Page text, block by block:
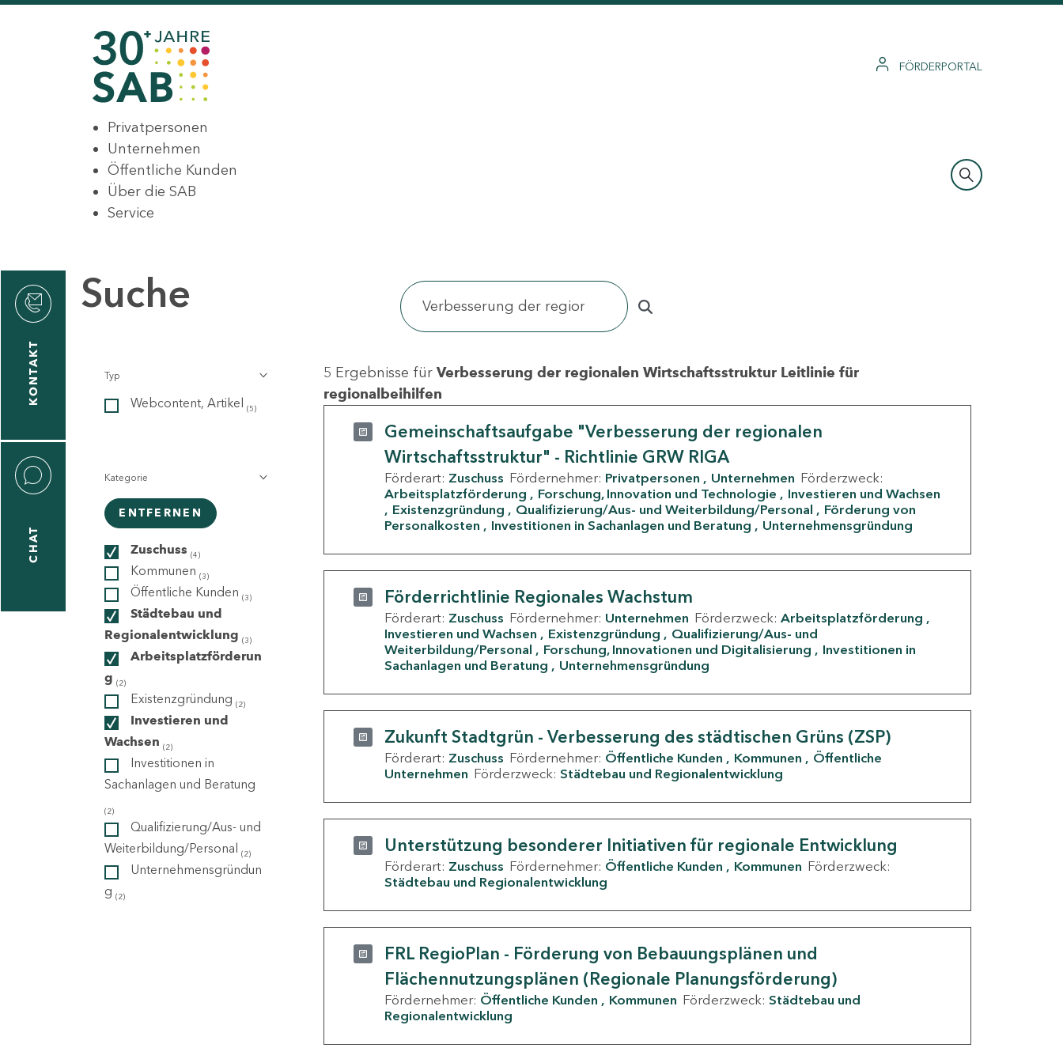
FÖRDERPORTAL
Privatpersonen
Unternehmen
Öffentliche Kunden
Über die SAB
Service
KONTAKT
CHAT
Suche
Typ
Webcontent, Artikel (5)
Kategorie
ENTFERNEN
Zuschuss (4)
Kommunen (3)
Öffentliche Kunden (3)
Städtebau und
Regionalentwicklung (3)
Arbeitsplatzförderun
g (2)
Existenzgründung (2)
Investieren und
Wachsen (2)
Investitionen in
Sachanlagen und Beratung
(2)
Qualifizierung/Aus- und
Weiterbildung/Personal (2)
Unternehmensgründun
g (2)
5 Ergebnisse für Verbesserung der regionalen Wirtschaftsstruktur Leitlinie für
regionalbeihilfen
Gemeinschaftsaufgabe "Verbesserung der regionalen
Wirtschaftsstruktur" - Richtlinie GRW RIGA
Förderart: Zuschuss Fördernehmer: Privatpersonen Unternehmen Förderzweck:
Arbeitsplatzförderung
Forschung, Innovation und Technologie
Investieren und Wachsen
Existenzgründung
Qualifizierung/Aus- und Weiterbildung/Personal
Förderung von
Personalkosten
Investitionen in Sachanlagen und Beratung Unternehmensgründung
Förderrichtlinie Regionales Wachstum
Förderart: Zuschuss Fördernehmer: Unternehmen Förderzweck: Arbeitsplatzförderung
Investieren und Wachsen
Existenzgründung
Qualifizierung/Aus- und
Weiterbildung/Personal
Forschung, Innovationen und Digitalisierung
Investitionen in
Sachanlagen und Beratung
Unternehmensgründung
Zukunft Stadtgrün - Verbesserung des städtischen Grüns (ZSP)
Förderart: Zuschuss Fördernehmer: Öffentliche Kunden Kommunen
Öffentliche
Unternehmen Förderzweck: Städtebau und Regionalentwicklung
Unterstützung besonderer Initiativen für regionale Entwicklung
Förderart: Zuschuss Fördernehmer: Öffentliche Kunden Kommunen Förderzweck:
Städtebau und Regionalentwicklung
FRL RegioPlan - Förderung von Bebauungsplänen und
Flächennutzungsplänen (Regionale Planungsförderung)
Fördernehmer: Öffentliche Kunden Kommunen Förderzweck: Städtebau und
Regionalentwicklung